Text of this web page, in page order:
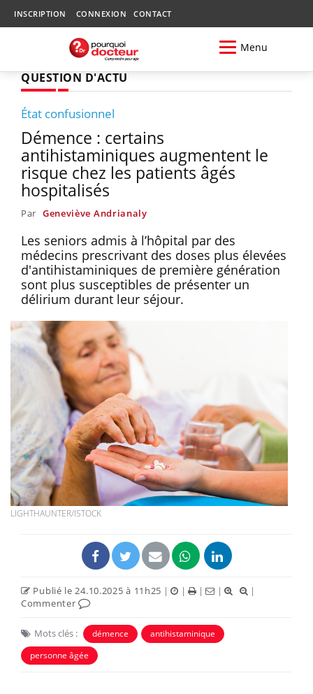
INSCRIPTION CONNEXION CONTACT
Menu
QUESTION D'ACTU
État confusionnel
Démence : certains
antihistaminiques augmentent le
risque chez les patients âgés
hospitalisés
Par Geneviève Andrianaly
Les seniors admis à l’hôpital par des
médecins prescrivant des doses plus élevées
d'antihistaminiques de première génération
sont plus susceptibles de présenter un
délirium durant leur séjour.
LIGHTHAUNTER/ISTOCK
Publié le 24.10.2025 à 11h25 | | | |
|
Commenter
Mots clés : démence
antihistaminique
personne âgée